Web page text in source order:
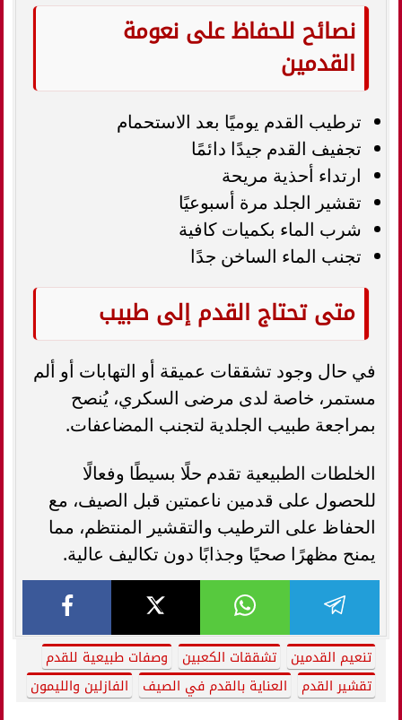
نصائح للحفاظ على نعومة
القدمين
ترطيب القدم يوميًا بعد الاستحمام
تجفيف القدم جيدًا دائمًا
ارتداء أحذية مريحة
تقشير الجلد مرة أسبوعيًا
شرب الماء بكميات كافية
تجنب الماء الساخن جدًا
متى تحتاج القدم إلى طبيب
في حال وجود تشققات عميقة أو التهابات أو ألم
مستمر، خاصة لدى مرضى السكري، يُنصح
بمراجعة طبيب الجلدية لتجنب المضاعفات.
الخلطات الطبيعية تقدم حلًا بسيطًا وفعالًا
للحصول على قدمين ناعمتين قبل الصيف، مع
الحفاظ على الترطيب والتقشير المنتظم، مما
يمنح مظهرًا صحيًا وجذابًا دون تكاليف عالية.
تنعيم القدمين تشققات الكعبين
وصفات طبيعية للقدم
تقشير القدم
العناية بالقدم في الصيف الفازلين والليمون